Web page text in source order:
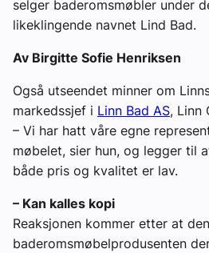
selger baderomsmøbler under
likeklingende navnet Lind Bad.
Av Birgitte Sofie Henriksen
Også utseendet minner om
markedssjef i Linn Bad AS, Linn
– Vi har hatt våre egne
møbelet, sier hun, og legger til
både pris og kvalitet er lav.
– Kan kalles kopi
Reaksjonen kommer etter at
baderomsmøbelprodusenten